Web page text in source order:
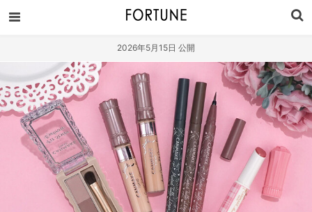
2026年5月15日 公開